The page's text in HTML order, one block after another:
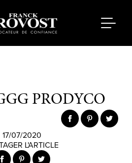
PRODYCO
17/07/2020
L'ARTICLE